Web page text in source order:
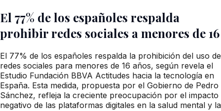
El 77% de los españoles respalda
prohibir redes sociales a menores de 16
El 77% de los españoles respalda la prohibición del uso de
redes sociales para menores de 16 años, según revela el
Estudio Fundación BBVA Actitudes hacia la tecnología en
España. Esta medida, propuesta por el Gobierno de Pedro
Sánchez, refleja la creciente preocupación por el impacto
negativo de las plataformas digitales en la salud mental y la